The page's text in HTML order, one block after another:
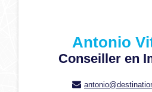
Antonio
Conseiller en